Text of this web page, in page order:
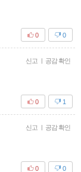
0
0
신고 | 공감 확인
1
0
신고 | 공감 확인
0
0